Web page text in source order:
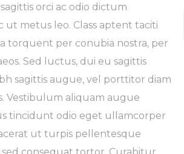
orci ac odio dictum
ut metus leo. Class aptent taciti
torquent per conubia nostra, per
Sed luctus, dui eu sagittis
sagittis augue, vel porttitor diam
Vestibulum aliquam augue
tincidunt odio eget ullamcorper
ut turpis pellentesque
consequat tortor. Curabitur